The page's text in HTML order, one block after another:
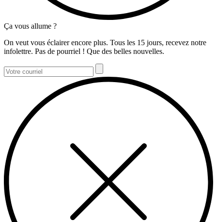
Ça vous allume ?
On veut vous éclairer encore plus. Tous les 15 jours, recevez notre
infolettre. Pas de pourriel ! Que des belles nouvelles.